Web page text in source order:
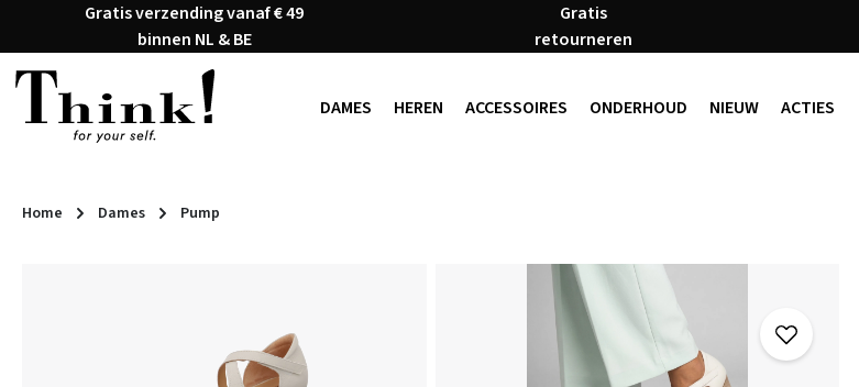
de hoofdinhoud
Ga naar de zoekopdracht
Ga naar de hoofdnavigatie
Gratis verzending vanaf € 49
binnen NL & BE
Gratis
retourneren
DAMES HEREN ACCESSOIRES ONDERHOUD NIEUW ACTIES
Home Dames Pump